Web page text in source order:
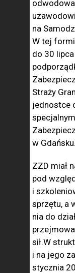
odwodowa
na
W tej
do 30
Straży
jednostce
w Gdańsku.
ZZD miał
pod
i
sprzętu, a
nia do
sił.W
i na jego
stycznia